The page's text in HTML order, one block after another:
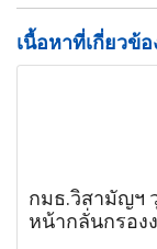
เนื้อหาที่เกี่ยวข้อ
กมธ.วิสามัญฯ
หน้ากลั่นกรอง